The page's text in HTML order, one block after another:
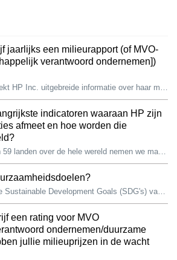
jaarlijks een milieurapport (of MVO-
verantwoord ondernemen])
Sinds 2001 verstrekt HP Inc. uitgebreide informatie over haar milieu- en maatschappelijke vooruitgang aan belangrijke belanghebbenden, waaronder huidige e...
indicatoren waaraan HP zijn
afmeet en hoe worden die
Op 150 locaties in 59 landen over de hele wereld nemen we maatregelen om de uitstoot van broeikasgas (BKG), energie- en wateronttrekking en afvalproductie ...
HP ondersteunt de Sustainable Development Goals (SDG's) van de Verenigde Naties voor 2030 en erkent het belang van een bijdrage aan een duurzamere to...
een rating voor MVO
ondernemen/duurzame
jullie milieuprijzen in de wacht